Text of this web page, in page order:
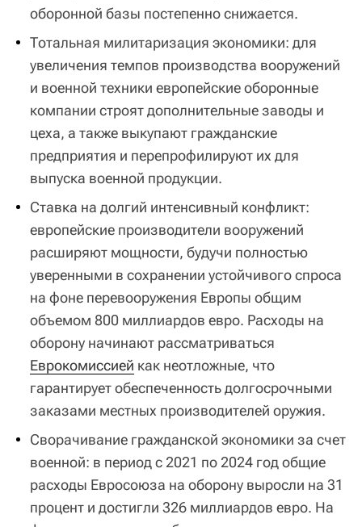
оборонной базы постепенно снижается.
Тотальная милитаризация экономики: для
увеличения темпов производства вооружений
и военной техники европейские оборонные
компании строят дополнительные заводы и
цеха, а также выкупают гражданские
предприятия и перепрофилируют их для
выпуска военной продукции.
Ставка на долгий интенсивный конфликт:
европейские производители вооружений
расширяют мощности, будучи полностью
уверенными в сохранении устойчивого спроса
на фоне перевооружения Европы общим
объемом 800 миллиардов евро. Расходы на
оборону начинают рассматриваться
Еврокомиссией как неотложные, что
гарантирует обеспеченность долгосрочными
заказами местных производителей оружия.
Сворачивание гражданской экономики за счет
военной: в период с 2021 по 2024 год общие
расходы Евросоюза на оборону выросли на 31
процент и достигли 326 миллиардов евро. На